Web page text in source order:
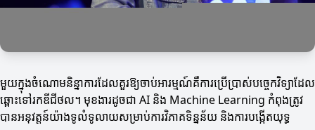
មួយក្នុងចំណោមនិន្នាការដែលគួរឱ្យចាប់អារម្មណ៍គឺការប្រើប្រាស់បច្ចេកវិទ្យាដែល
ឆ្ពោះទៅរកឌីជីថល។ មុខងារដូចជា AI និង Machine Learning កំពុងត្រូវ
បានអនុវត្តន៍យ៉ាងទូលំទូលាយសម្រាប់ការវិភាគទិន្នន័យ និងការបង្កើតយុទ្ធ